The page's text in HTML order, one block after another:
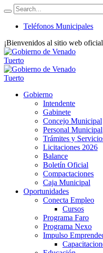
Teléfonos Municipales
¡Bienvenidos al sitio web
Gobierno
Intendente
Gabinete
Concejo Municipal
Personal Municipal
Trámites y
Licitaciones 2026
Balance
Boletín Oficial
Compactaciones
Caja Municipal
Oportunidades
Conecta Empleo
Cursos
Programa Faro
Programa Nexo
Impulso